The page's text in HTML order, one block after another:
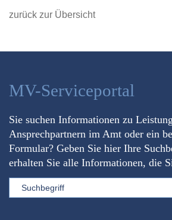
zurück zur Übersicht
MV-Serviceportal
Sie suchen Informationen zu
Ansprechpartnern im Amt oder ein
Formular? Geben Sie hier Ihre
erhalten Sie alle Informationen, die
Sword